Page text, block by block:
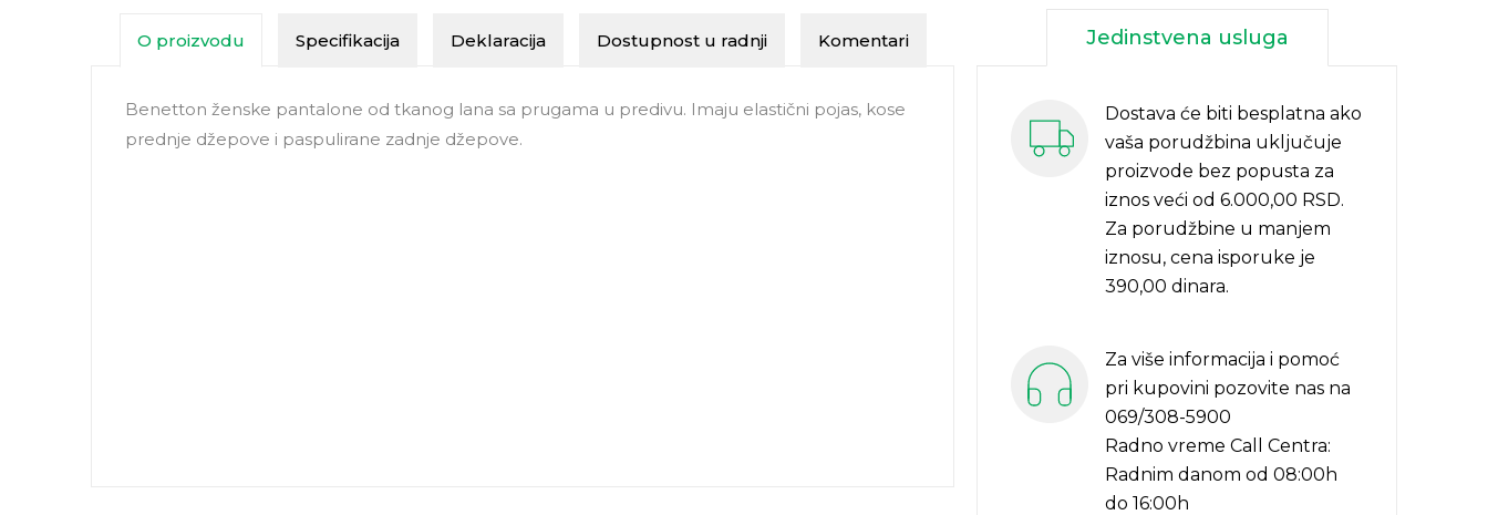
O proizvodu Specifikacija Deklaracija Dostupnost u radnji Komentari
Benetton ženske pantalone od tkanog lana sa prugama u predivu. Imaju elastični pojas, kose
prednje džepove i paspulirane zadnje džepove.
Jedinstvena usluga
Dostava će biti besplatna ako
vaša porudžbina uključuje
proizvode bez popusta za
iznos veći od 6.000,00 RSD.
Za porudžbine u manjem
iznosu, cena isporuke je
390,00 dinara.
Za više informacija i pomoć
pri kupovini pozovite nas na
069/308-5900
Radno vreme Call Centra:
Radnim danom od 08:00h
do 16:00h